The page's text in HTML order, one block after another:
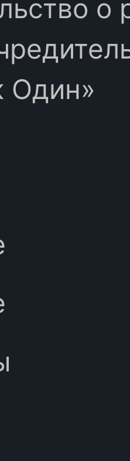
Один»